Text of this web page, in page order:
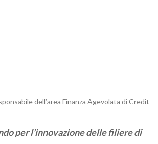
dell’area Finanza Agevolata di Credit
per l’innovazione delle filiere di